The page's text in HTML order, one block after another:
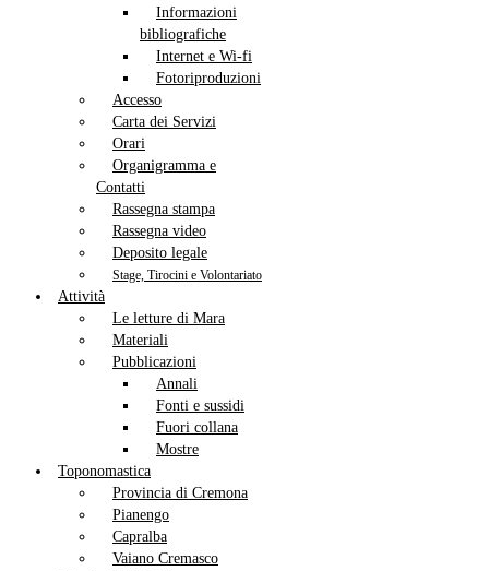
Informazioni
bibliografiche
Internet e Wi-fi
Fotoriproduzioni
Accesso
Carta dei Servizi
Orari
Organigramma e
Contatti
Rassegna stampa
Rassegna video
Deposito legale
Stage, Tirocini e Volontariato
Attività
Le letture di Mara
Materiali
Pubblicazioni
Annali
Fonti e sussidi
Fuori collana
Mostre
Toponomastica
Provincia di Cremona
Pianengo
Capralba
Vaiano Cremasco